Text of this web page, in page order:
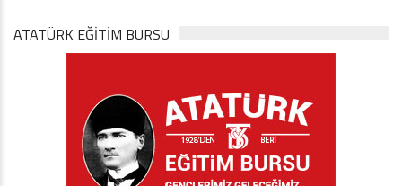
ATATÜRK EĞITIM BURSU